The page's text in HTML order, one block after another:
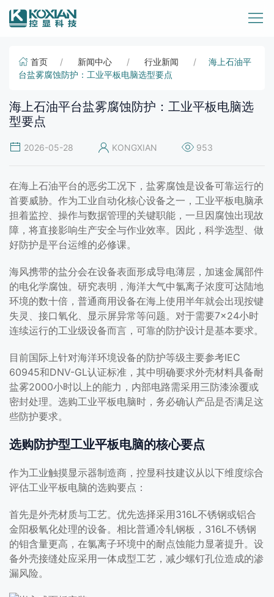
首页 新闻中心 行业新闻
海上石油平
台盐雾腐蚀防护：工业平板电脑选型要点
海上石油平台盐雾腐蚀防护：工业平板电脑选
型要点
2026-05-28 KONGXIAN 953
在海上石油平台的恶劣工况下，盐雾腐蚀是设备可靠运行的
首要威胁。作为工业自动化核心设备之一，工业平板电脑承
担着监控、操作与数据管理的关键职能，一旦因腐蚀出现故
障，将直接影响生产安全与作业效率。因此，科学选型、做
好防护是平台运维的必修课。
海风携带的盐分会在设备表面形成导电薄层，加速金属部件
的电化学腐蚀。研究表明，海洋大气中氯离子浓度可达陆地
环境的数十倍，普通商用设备在海上使用半年就会出现按键
失灵、接口氧化、显示屏异常等问题。对于需要7×24小时
连续运行的工业级设备而言，可靠的防护设计是基本要求。
目前国际上针对海洋环境设备的防护等级主要参考IEC
60945和DNV-GL认证标准，其中明确要求外壳材料具备耐
盐雾2000小时以上的能力，内部电路需采用三防漆涂覆或
密封处理。选购工业平板电脑时，务必确认产品是否满足这
些防护要求。
选购防护型工业平板电脑的核心要点
作为工业触摸显示器制造商，控显科技建议从以下维度综合
评估工业平板电脑的选购要点：
首先是外壳材质与工艺。优先选择采用316L不锈钢或铝合
金阳极氧化处理的设备。相比普通冷轧钢板，316L不锈钢
的钼含量更高，在氯离子环境中的耐点蚀能力显著提升。设
备外壳接缝处应采用一体成型工艺，减少螺钉孔位造成的渗
漏风险。